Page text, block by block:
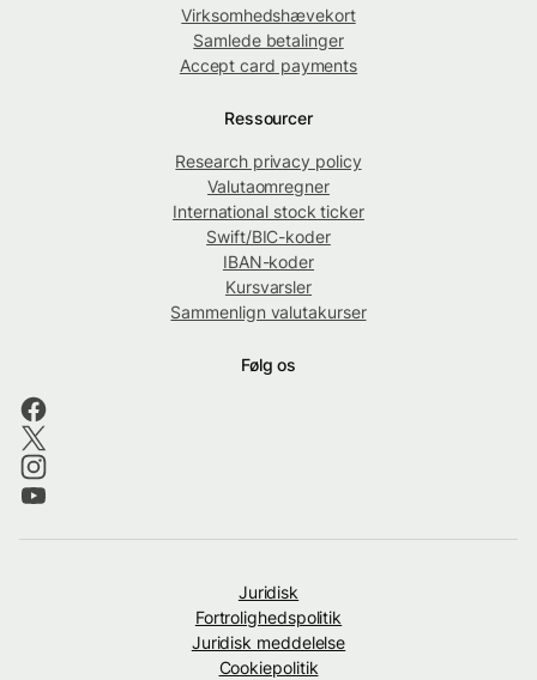
Virksomhedshævekort
Samlede betalinger
Accept card payments
Ressourcer
Research privacy policy
Valutaomregner
International stock ticker
Swift/BIC-koder
IBAN-koder
Kursvarsler
Sammenlign valutakurser
Følg os
Juridisk
Fortrolighedspolitik
Juridisk meddelelse
Cookiepolitik